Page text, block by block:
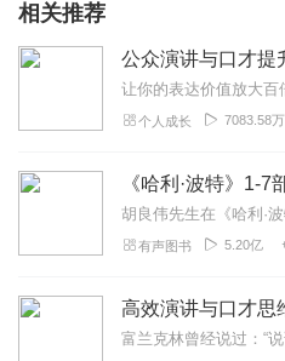
相关推荐
公众演讲与口才提
让你的表达价值放大百
个人成长 7083.58万
有声图书 5.20亿
高效演讲与口才思